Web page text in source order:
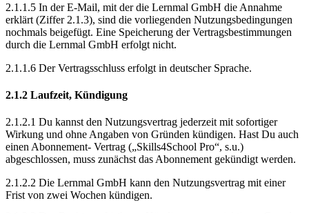
2.1.1.5 In der E-Mail, mit der die Lernmal GmbH die Annahme
erklärt (Ziffer 2.1.3), sind die vorliegenden Nutzungsbedingungen
nochmals beigefügt. Eine Speicherung der Vertragsbestimmungen
durch die Lernmal GmbH erfolgt nicht.
2.1.1.6 Der Vertragsschluss erfolgt in deutscher Sprache.
2.1.2 Laufzeit, Kündigung
2.1.2.1 Du kannst den Nutzungsvertrag jederzeit mit sofortiger
Wirkung und ohne Angaben von Gründen kündigen. Hast Du auch
einen Abonnement- Vertrag („Skills4School Pro“, s.u.)
abgeschlossen, muss zunächst das Abonnement gekündigt werden.
2.1.2.2 Die Lernmal GmbH kann den Nutzungsvertrag mit einer
Frist von zwei Wochen kündigen.